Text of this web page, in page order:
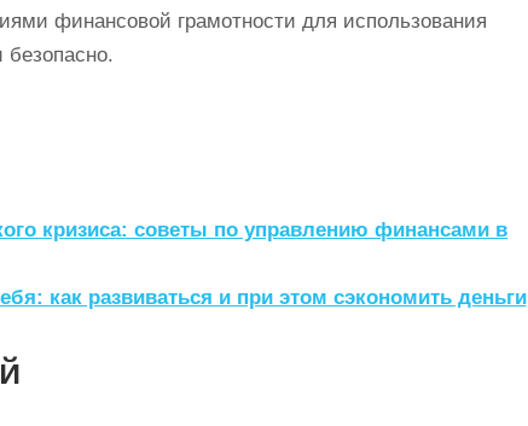
финансовой грамотности для использования
кризиса: советы по управлению финансами в
как развиваться и при этом сэкономить деньги